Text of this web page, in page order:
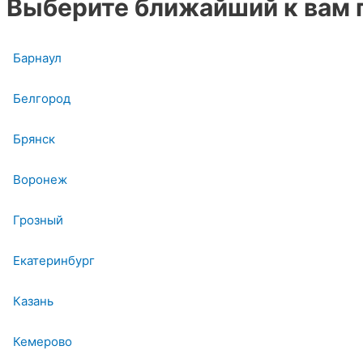
Выберите ближайший к вам
Барнаул
Белгород
Брянск
Воронеж
Грозный
Екатеринбург
Казань
Кемерово